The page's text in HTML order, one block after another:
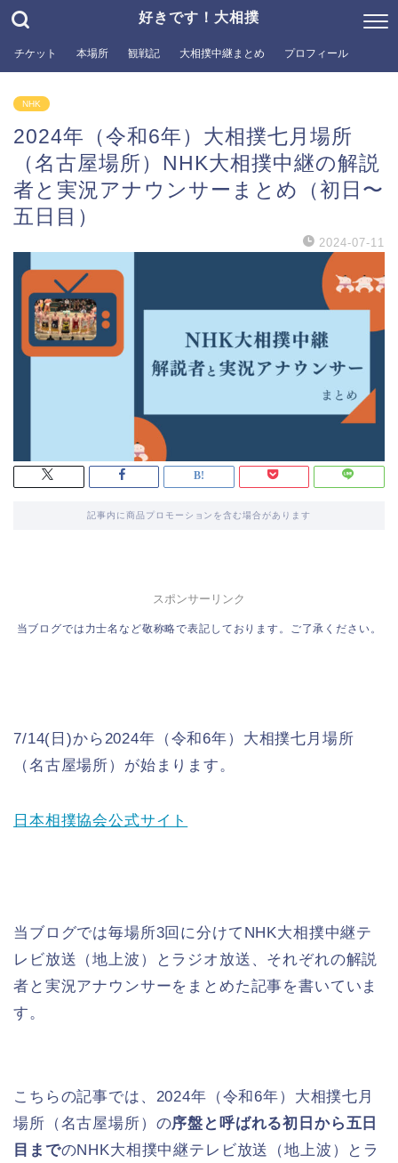
好きです！大相撲
チケット 本場所 観戦記 大相撲中継まとめ プロフィール
NHK
2024年（令和6年）大相撲七月場所
（名古屋場所）NHK大相撲中継の解説
者と実況アナウンサーまとめ（初日〜
五日目）
2024-07-11
記事内に商品プロモーションを含む場合があります
スポンサーリンク
当ブログでは力士名など敬称略で表記しております。ご了承ください。
7/14(日)から2024年（令和6年）大相撲七月場所
（名古屋場所）が始まります。
日本相撲協会公式サイト
当ブログでは毎場所3回に分けてNHK大相撲中継テ
レビ放送（地上波）とラジオ放送、それぞれの解説
者と実況アナウンサーをまとめた記事を書いていま
す。
こちらの記事では、2024年（令和6年）大相撲七月
場所（名古屋場所）の序盤と呼ばれる初日から五日
目までのNHK大相撲中継テレビ放送（地上波）とラ